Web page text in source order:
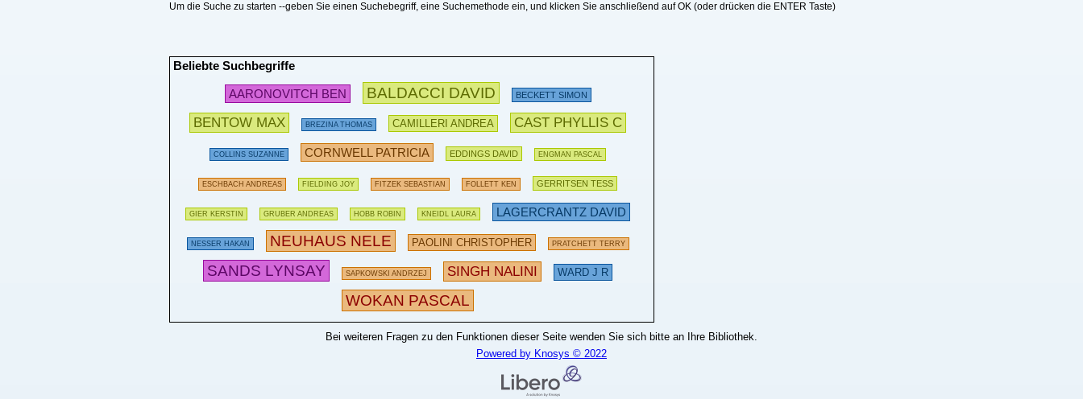
Um die Suche zu starten --geben Sie einen Suchebegriff, eine Suchemethode ein, und klicken Sie anschließend auf OK (oder drücken die ENTER Taste)
Beliebte Suchbegriffe
AARONOVITCH BEN BALDACCI DAVID BECKETT SIMON
BENTOW MAX BREZINA THOMAS CAMILLERI ANDREA CAST PHYLLIS C
COLLINS SUZANNE CORNWELL PATRICIA EDDINGS DAVID ENGMAN PASCAL
ESCHBACH ANDREAS FIELDING JOY FITZEK SEBASTIAN FOLLETT KEN GERRITSEN TESS
GIER KERSTIN GRUBER ANDREAS HOBB ROBIN KNEIDL LAURA LAGERCRANTZ DAVID
NESSER HAKAN NEUHAUS NELE PAOLINI CHRISTOPHER PRATCHETT TERRY
SANDS LYNSAY SAPKOWSKI ANDRZEJ SINGH NALINI WARD J R
WOKAN PASCAL
Bei weiteren Fragen zu den Funktionen dieser Seite wenden Sie sich bitte an Ihre Bibliothek.
Powered by Knosys © 2022